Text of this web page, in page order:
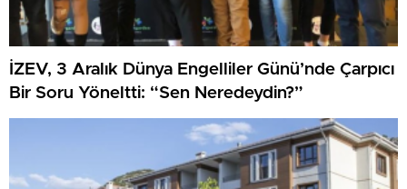
İZEV, 3 Aralık Dünya Engelliler Günü’nde Çarpıcı
Bir Soru Yöneltti: “Sen Neredeydin?”